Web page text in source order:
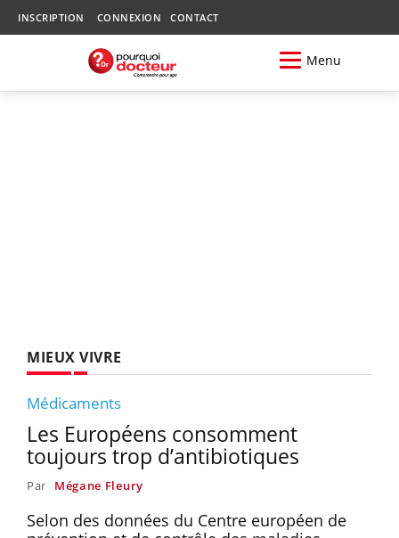
INSCRIPTION CONNEXION CONTACT
Menu
MIEUX VIVRE
Médicaments
Les Européens consomment
toujours trop d’antibiotiques
Par Mégane Fleury
Selon des données du Centre européen de